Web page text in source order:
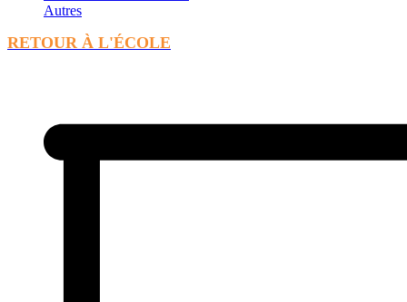
Autres
RETOUR À L'ÉCOLE